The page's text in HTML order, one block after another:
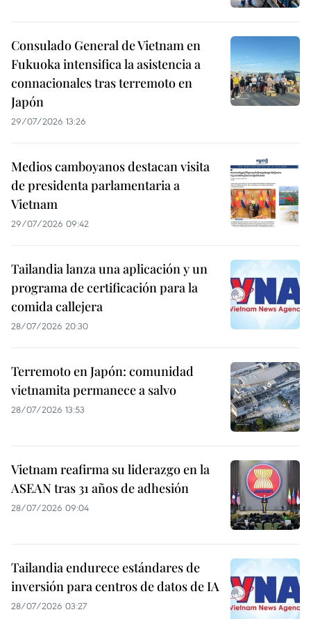
Consulado General de Vietnam en
Fukuoka intensifica la asistencia a
connacionales tras terremoto en
Japón
29/07/2026 13:26
Medios camboyanos destacan visita
de presidenta parlamentaria a
Vietnam
29/07/2026 09:42
Tailandia lanza una aplicación y un
programa de certificación para la
comida callejera
28/07/2026 20:30
Terremoto en Japón: comunidad
vietnamita permanece a salvo
28/07/2026 13:53
Vietnam reafirma su liderazgo en la
ASEAN tras 31 años de adhesión
28/07/2026 09:04
Tailandia endurece estándares de
inversión para centros de datos de IA
28/07/2026 03:27